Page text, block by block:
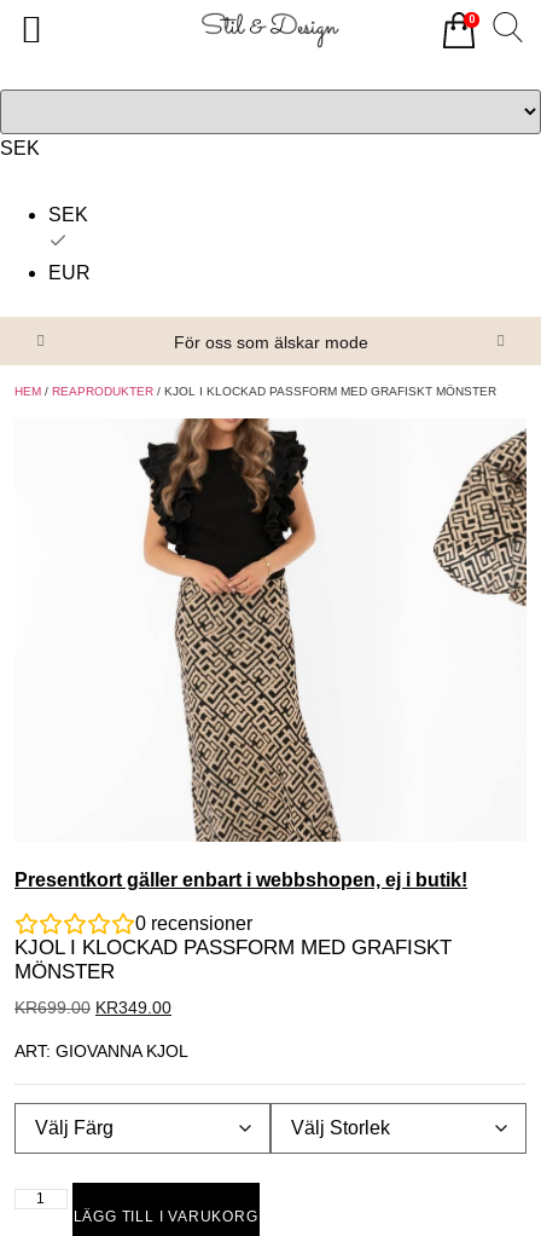
SEK
SEK
EUR
För oss som älskar mode
HEM / REAPRODUKTER / KJOL I KLOCKAD PASSFORM MED GRAFISKT MÖNSTER
Presentkort gäller enbart i webbshopen, ej i butik!
0 recensioner
KJOL I KLOCKAD PASSFORM MED GRAFISKT
MÖNSTER
KR699.00 KR349.00
ART: GIOVANNA KJOL
LÄGG TILL I VARUKORG
0
Alla produkter
Om oss